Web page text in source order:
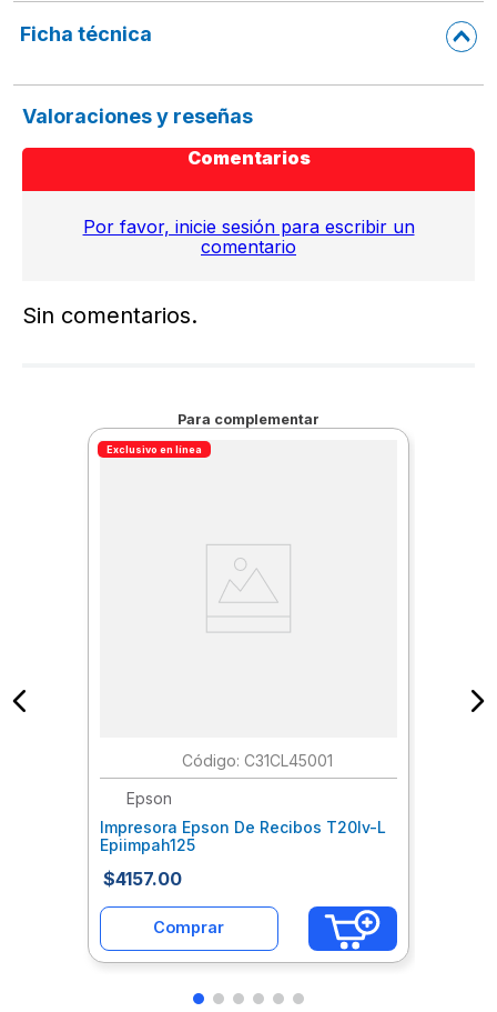
Ficha técnica
Valoraciones y reseñas
Comentarios
Por favor, inicie sesión para escribir un
comentario
Sin comentarios.
Para complementar
Exclusivo en línea
: C31CL45001
Epson
Impresora Epson De Recibos T20Iv-L
Epiimpah125
$4157.00
Comprar